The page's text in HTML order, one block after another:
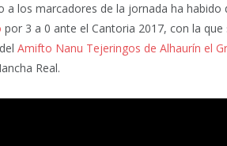
a los marcadores de la jornada ha
por 3 a 0 ante el Cantoria 2017, con la
Amifto Nanu Tejeringos de Alhaurín el
Real.